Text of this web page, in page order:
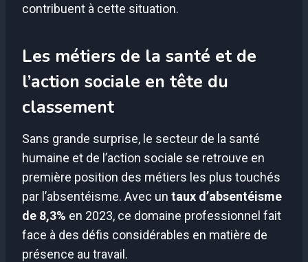
contribuent à cette situation.
Les métiers de la santé et de
l’action sociale en tête du
classement
Sans grande surprise, le secteur de la santé
humaine et de l’action sociale se retrouve en
première position des métiers les plus touchés
par l’absentéisme. Avec un taux d’absentéisme
de 8,3% en 2023, ce domaine professionnel fait
face à des défis considérables en matière de
présence au travail.